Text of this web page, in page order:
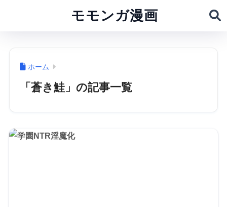
モモンガ漫画
ホーム
「蒼き鮭」の記事一覧